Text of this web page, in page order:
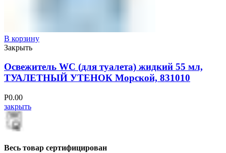
В корзину
Закрыть
Освежитель WC (для туалета) жидкий 55 мл,
ТУАЛЕТНЫЙ УТЕНОК Морской, 831010
Р0.00
закрыть
Весь товар сертифицирован